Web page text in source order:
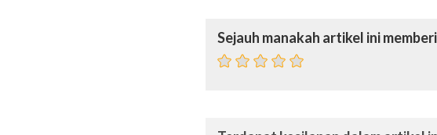
Sejauh manakah artikel ini